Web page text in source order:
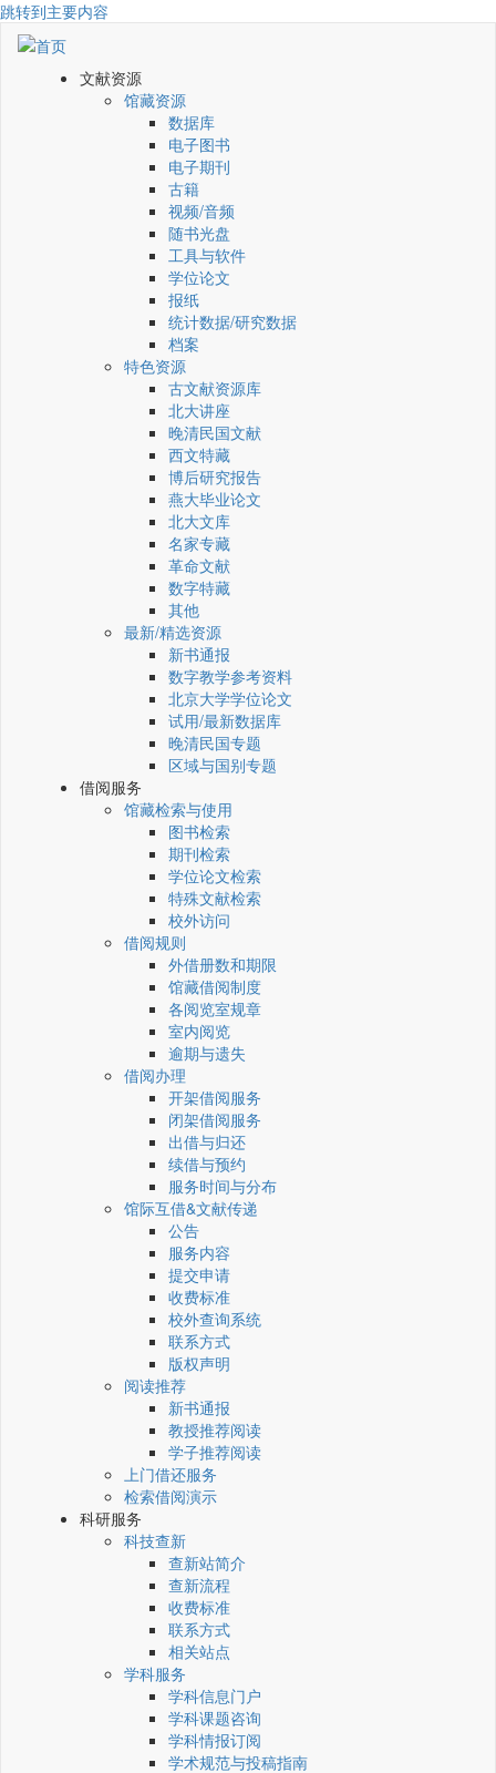
跳转到主要内容
文献资源
馆藏资源
数据库
电子图书
电子期刊
古籍
视频/音频
随书光盘
工具与软件
学位论文
报纸
统计数据/研究数据
档案
特色资源
古文献资源库
北大讲座
晚清民国文献
西文特藏
博后研究报告
燕大毕业论文
北大文库
名家专藏
革命文献
数字特藏
其他
最新/精选资源
新书通报
数字教学参考资料
北京大学学位论文
试用/最新数据库
晚清民国专题
区域与国别专题
借阅服务
馆藏检索与使用
图书检索
期刊检索
学位论文检索
特殊文献检索
校外访问
借阅规则
外借册数和期限
馆藏借阅制度
各阅览室规章
室内阅览
逾期与遗失
借阅办理
开架借阅服务
闭架借阅服务
出借与归还
续借与预约
服务时间与分布
馆际互借&文献传递
公告
服务内容
提交申请
收费标准
校外查询系统
联系方式
版权声明
阅读推荐
新书通报
教授推荐阅读
学子推荐阅读
上门借还服务
检索借阅演示
科研服务
科技查新
查新站简介
查新流程
收费标准
联系方式
相关站点
学科服务
学科信息门户
学科课题咨询
学科情报订阅
学术规范与投稿指南